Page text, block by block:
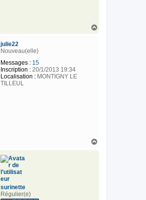
julie22
Nouveau(elle)
Messages : 15
Inscription : 20/1/2013 19:34
Localisation : MONTIGNY LE
TILLEUL
surinette
Régulier(e)